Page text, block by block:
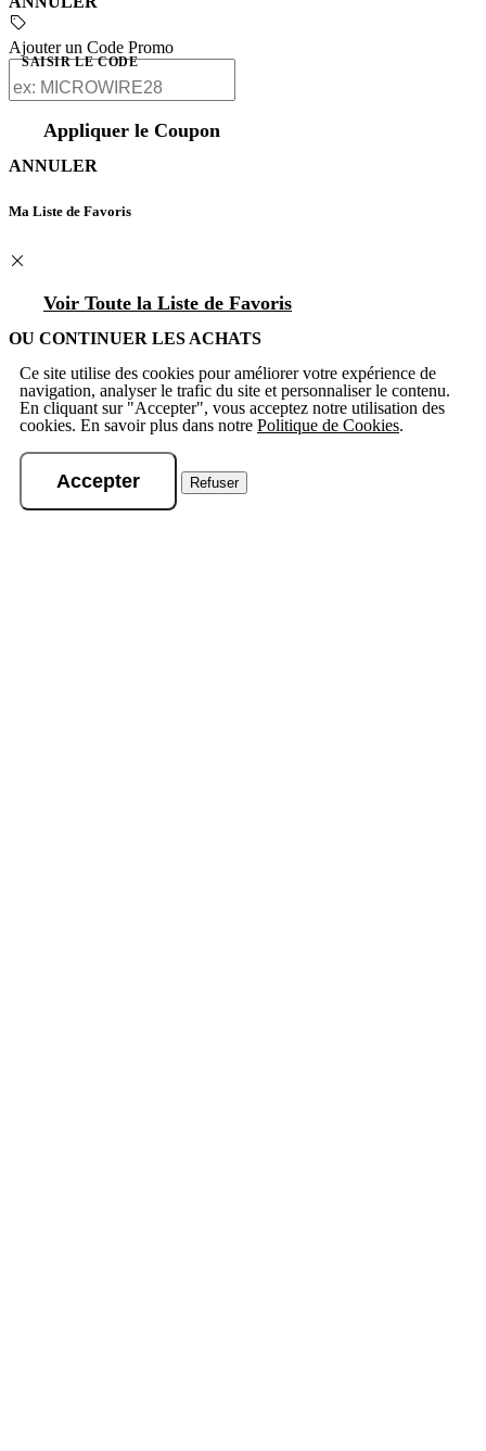
Ajouter un Code Promo
SAISIR LE CODE
Appliquer le Coupon
ANNULER
Ma Liste de Favoris
Voir Toute la Liste de Favoris
OU CONTINUER LES ACHATS
Ce site utilise des cookies pour améliorer votre expérience de
navigation, analyser le trafic du site et personnaliser le contenu.
En cliquant sur "Accepter", vous acceptez notre utilisation des
cookies. En savoir plus dans notre Politique de Cookies.
Accepter Refuser